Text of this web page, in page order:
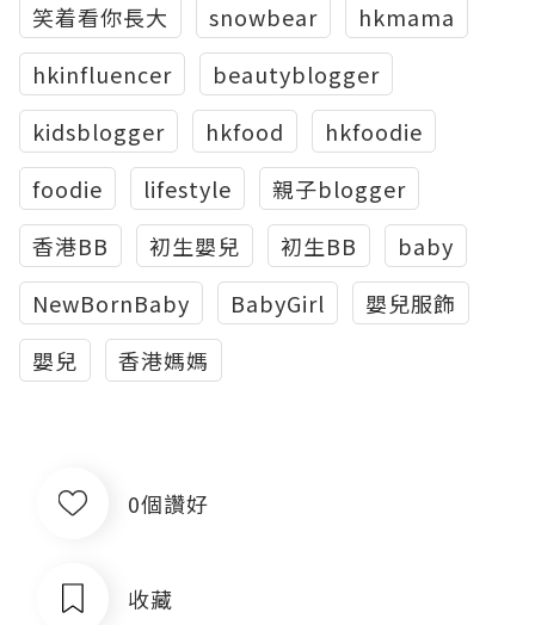
笑着看你長大
snowbear
hkmama
hkinfluencer
beautyblogger
kidsblogger
hkfood
hkfoodie
foodie
lifestyle
親子blogger
香港BB
初生嬰兒 初生BB
baby
NewBornBaby
BabyGirl
嬰兒服飾
嬰兒
香港媽媽
0個讚好
收藏